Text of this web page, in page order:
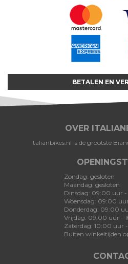
BETALEN EN
OVER
Italianbikes.nl is de grootste
Zondag: gesloten
Maandag: gesloten
Dinsdag: 09:00 uur
Woensdag: 09:00
Donderdag: 09:00
Vrijdag: 09:00 uur -
Zaterdag: 10:00 uur
Buiten winkeltijden